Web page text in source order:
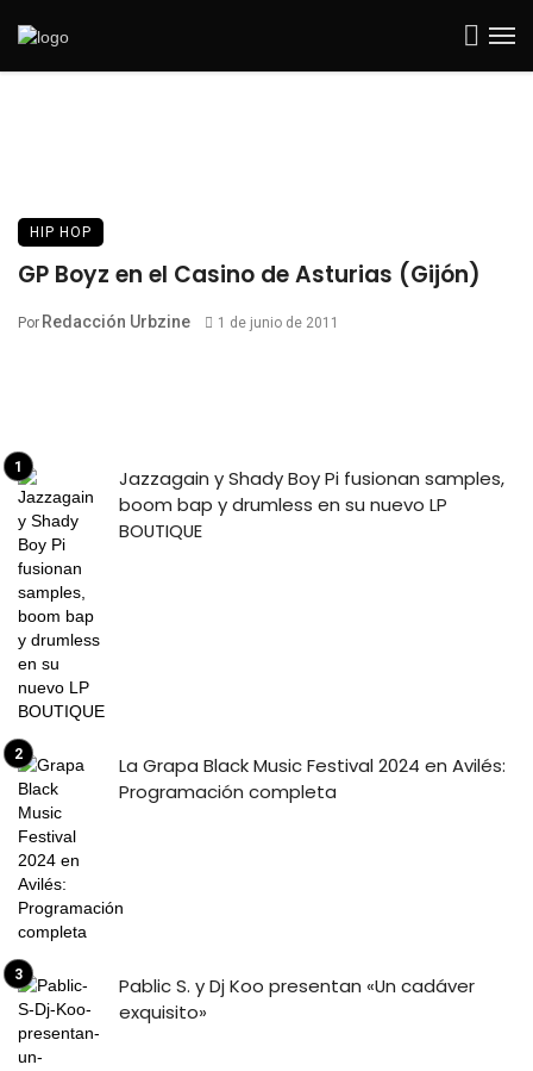
HIP HOP
GP Boyz en el Casino de Asturias (Gijón)
Por Redacción Urbzine 1 de junio de 2011
Jazzagain y Shady Boy Pi fusionan samples,
boom bap y drumless en su nuevo LP
BOUTIQUE
La Grapa Black Music Festival 2024 en Avilés:
Programación completa
Pablic S. y Dj Koo presentan «Un cadáver
exquisito»